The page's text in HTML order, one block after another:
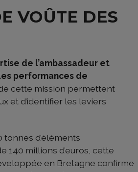
VOÛTE DES
de l’ambassadeur et
performances de
cette mission permettent
et d’identifier les leviers
d’éléments
140 millions d’euros, cette
en Bretagne confirme